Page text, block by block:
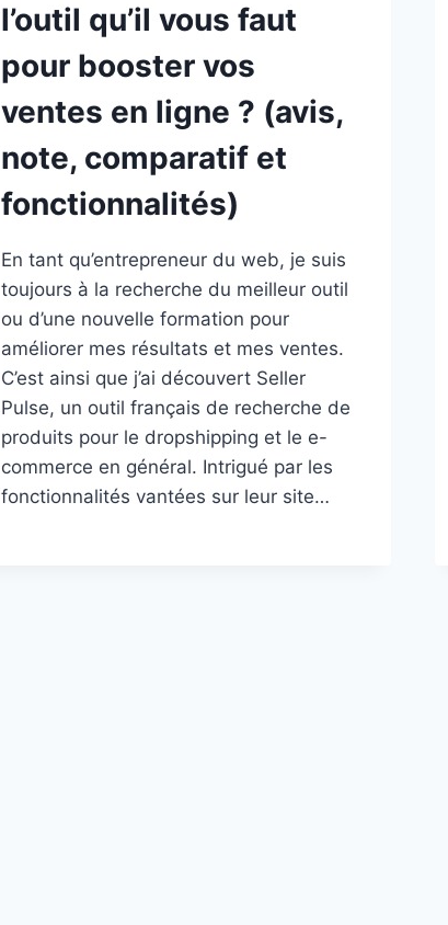
l’outil qu’il vous faut
pour booster vos
ventes en ligne ? (avis,
note, comparatif et
fonctionnalités)
En tant qu’entrepreneur du web, je suis
toujours à la recherche du meilleur outil
ou d’une nouvelle formation pour
améliorer mes résultats et mes ventes.
C’est ainsi que j’ai découvert Seller
Pulse, un outil français de recherche de
produits pour le dropshipping et le e-
commerce en général. Intrigué par les
fonctionnalités vantées sur leur site…